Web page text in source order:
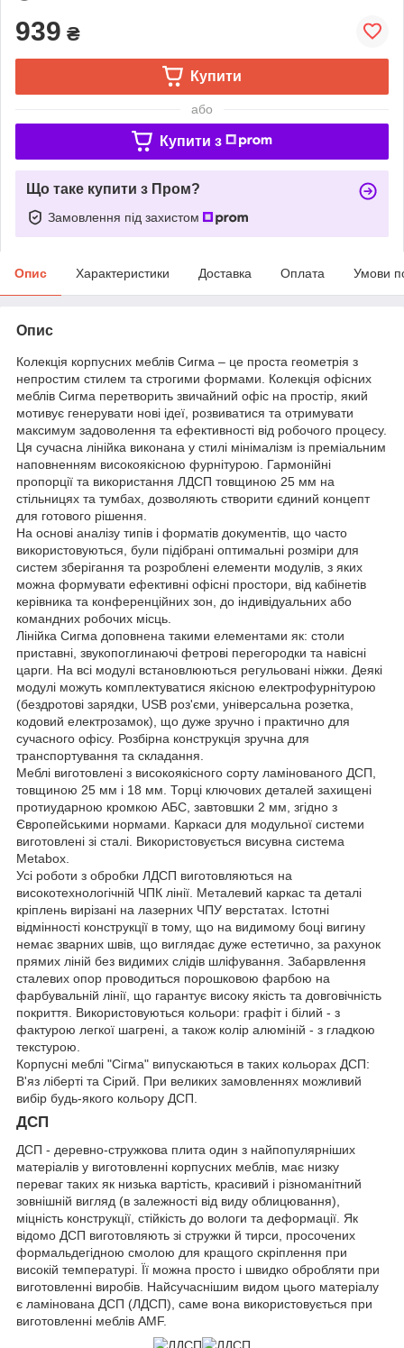
939 ₴
Купити
або
Купити з
Що таке купити з Пром?
Замовлення під захистом
Опис Характеристики Доставка Оплата Умови
Опис
Колекція корпусних меблів Сигма – це проста геометрія з
непростим стилем та строгими формами. Колекція офісних
меблів Сигма перетворить звичайний офіс на простір, який
мотивує генерувати нові ідеї, розвиватися та отримувати
максимум задоволення та ефективності від робочого процесу.
Ця сучасна лінійка виконана у стилі мінімалізм із преміальним
наповненням високоякісною фурнітурою. Гармонійні
пропорції та використання ЛДСП товщиною 25 мм на
стільницях та тумбах, дозволяють створити єдиний концепт
для готового рішення.
На основі аналізу типів і форматів документів, що часто
використовуються, були підібрані оптимальні розміри для
систем зберігання та розроблені елементи модулів, з яких
можна формувати ефективні офісні простори, від кабінетів
керівника та конференційних зон, до індивідуальних або
командних робочих місць.
Лінійка Сигма доповнена такими елементами як: столи
приставні, звукопоглинаючі фетрові перегородки та навісні
царги. На всі модулі встановлюються регульовані ніжки. Деякі
модулі можуть комплектуватися якісною електрофурнітурою
(бездротові зарядки, USB роз'єми, універсальна розетка,
кодовий електрозамок), що дуже зручно і практично для
сучасного офісу. Розбірна конструкція зручна для
транспортування та складання.
Меблі виготовлені з високоякісного сорту ламінованого ДСП,
товщиною 25 мм і 18 мм. Торці ключових деталей захищені
протиударною кромкою AБС, завтовшки 2 мм, згідно з
Європейськими нормами. Каркаси для модульної системи
виготовлені зі сталі. Використовується висувна система
Metabox.
Усі роботи з обробки ЛДСП виготовляються на
високотехнологічній ЧПК лінії. Металевий каркас та деталі
кріплень вирізані на лазерних ЧПУ верстатах. Істотні
відмінності конструкції в тому, що на видимому боці вигину
немає зварних швів, що виглядає дуже естетично, за рахунок
прямих ліній без видимих слідів шліфування. Забарвлення
сталевих опор проводиться порошковою фарбою на
фарбувальній лінії, що гарантує високу якість та довговічність
покриття. Використовуються кольори: графіт і білий - з
фактурою легкої шагрені, а також колір алюміній - з гладкою
текстурою.
Корпусні меблі "Сігма" випускаються в таких кольорах ДСП:
В'яз ліберті та Сірий. При великих замовленнях можливий
вибір будь-якого кольору ДСП.
ДСП
ДСП - деревно-стружкова плита один з найпопулярніших
матеріалів у виготовленні корпусних меблів, має низку
переваг таких як низька вартість, красивий і різноманітний
зовнішній вигляд (в залежності від виду облицювання),
міцність конструкції, стійкість до вологи та деформації. Як
відомо ДСП виготовляють зі стружки й тирси, просочених
формальдегідною смолою для кращого скріплення при
високій температурі. Її можна просто і швидко обробляти при
виготовленні виробів. Найсучаснішим видом цього матеріалу
є ламінована ДСП (ЛДСП), саме вона використовується при
виготовленні меблів AMF.